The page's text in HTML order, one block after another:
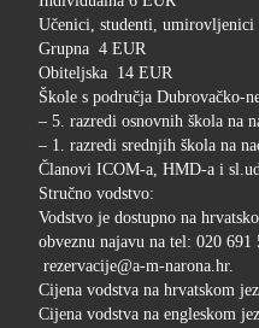
Učenici, studenti,
Grupna 4 EUR
Obiteljska 14 EUR
Škole s područja Dubrovačko-
– 5. razredi osnovnih škola na
– 1. razredi srednjih škola na
Članovi ICOM-a, HMD-a i
Stručno vodstvo:
Vodstvo je dostupno na
obveznu najavu na tel: 020
rezervacije@a-m-narona.hr.
Cijena vodstva na hrvatskom
Cijena vodstva na engleskom